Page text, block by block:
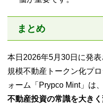
まとめ
本日2026年5月30日に発
規模不動産トークン化プ
ォーム「Prypco Mint」は
不動産投資の常識を大き